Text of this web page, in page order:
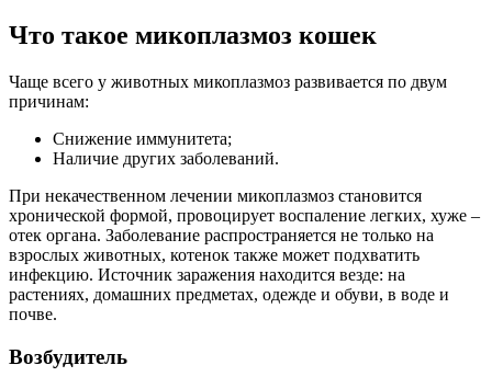
Что такое микоплазмоз кошек
Чаще всего у животных микоплазмоз развивается по двум
причинам:
Снижение иммунитета;
Наличие других заболеваний.
При некачественном лечении микоплазмоз становится
хронической формой, провоцирует воспаление легких, хуже –
отек органа. Заболевание распространяется не только на
взрослых животных, котенок также может подхватить
инфекцию. Источник заражения находится везде: на
растениях, домашних предметах, одежде и обуви, в воде и
почве.
Возбудитель